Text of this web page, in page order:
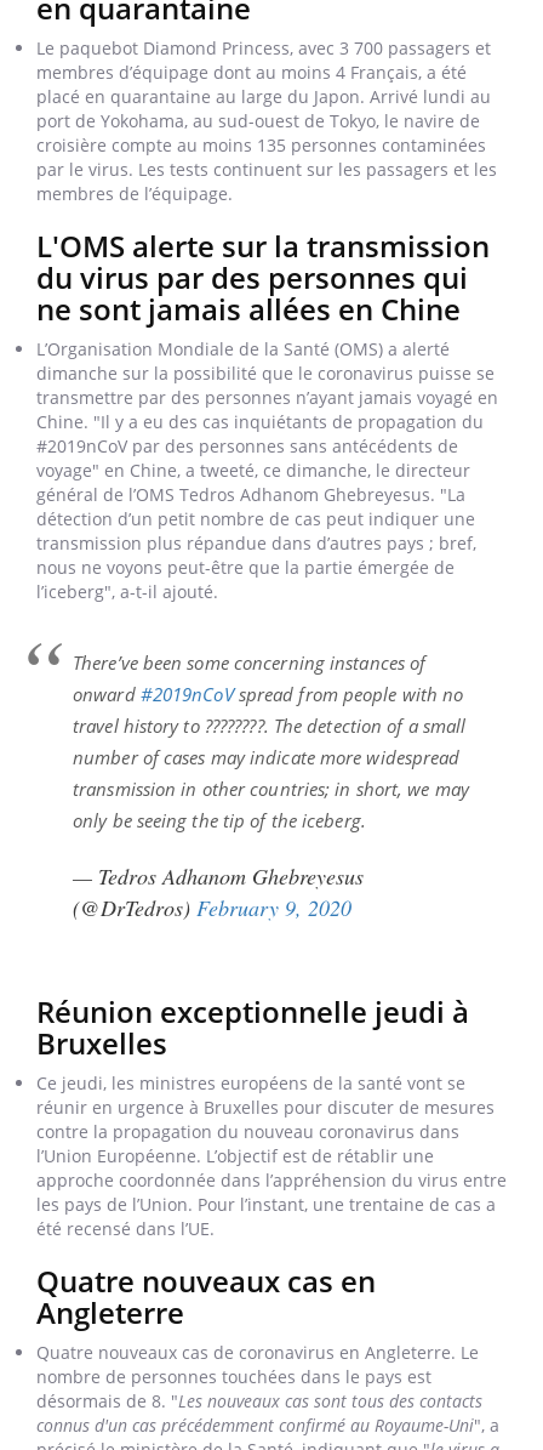
Le paquebot Diamond Princess, avec 3 700 passagers et
membres d’équipage dont au moins 4 Français, a été
placé en quarantaine au large du Japon. Arrivé lundi au
port de Yokohama, au sud-ouest de Tokyo, le navire de
croisière compte au moins 135 personnes contaminées
par le virus. Les tests continuent sur les passagers et les
membres de l’équipage.
L'OMS alerte sur la transmission
du virus par des personnes qui
ne sont jamais allées en Chine
L’Organisation Mondiale de la Santé (OMS) a alerté
dimanche sur la possibilité que le coronavirus puisse se
transmettre par des personnes n’ayant jamais voyagé en
Chine. "Il y a eu des cas inquiétants de propagation du
#2019nCoV par des personnes sans antécédents de
voyage" en Chine, a tweeté, ce dimanche, le directeur
général de l’OMS Tedros Adhanom Ghebreyesus. "La
détection d’un petit nombre de cas peut indiquer une
transmission plus répandue dans d’autres pays ; bref,
nous ne voyons peut-être que la partie émergée de
l’iceberg", a-t-il ajouté.
There’ve been some concerning instances of
onward #2019nCoVspread from people with no
travel history to ????????. The detection of a small
number of cases may indicate more widespread
transmission in other countries; in short, we may
only be seeing the tip of the iceberg.
— Tedros Adhanom Ghebreyesus
(@DrTedros) February 9, 2020
Réunion exceptionnelle jeudi à
Bruxelles
Ce jeudi, les ministres européens de la santé vont se
réunir en urgence à Bruxelles pour discuter de mesures
contre la propagation du nouveau coronavirus dans
l’Union Européenne. L’objectif est de rétablir une
approche coordonnée dans l’appréhension du virus entre
les pays de l’Union. Pour l’instant, une trentaine de cas a
été recensé dans l’UE.
Quatre nouveaux cas en
Angleterre
Quatre nouveaux cas de coronavirus en Angleterre. Le
nombre de personnes touchées dans le pays est
désormais de 8. "Les nouveaux cas sont tous des contacts
connus d'un cas précédemment confirmé au Royaume-Uni", a